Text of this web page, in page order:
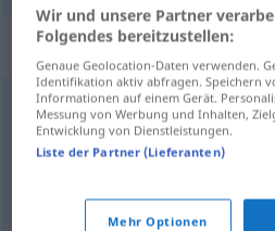
Synonyme für
heben,anheben,hochheben,
hochziehen
© OpenThesaurus.de
Wir und unsere Partner
Folgendes bereitzustellen:
Genaue Geolocation-Daten verwenden.
Identifikation aktiv abfragen. Speichern
Informationen auf einem Gerät.
Messung von Werbung und Inhalten,
Entwicklung von Dienstleistungen.
Liste der Partner (Lieferanten)
Mehr Optionen